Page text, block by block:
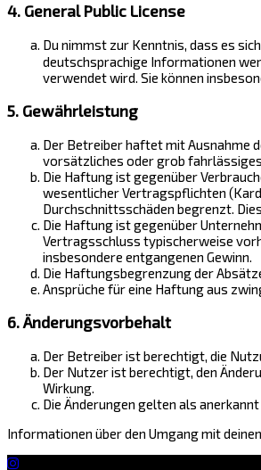
4. General Public License
Du nimmst zur Kenntnis, dass es
deutschsprachige Informationen
verwendet wird. Sie können
5. Gewährleistung
Der Betreiber haftet mit Ausnahme
vorsätzliches oder grob
Die Haftung ist gegenüber
wesentlicher Vertragspflichten
Durchschnittsschäden begrenzt.
Die Haftung ist gegenüber
Vertragsschluss typischerweise
insbesondere entgangenen Gewinn.
Die Haftungsbegrenzung der
Ansprüche für eine Haftung aus
6. Änderungsvorbehalt
Der Betreiber ist berechtigt, die
Der Nutzer ist berechtigt, den
Wirkung.
Die Änderungen gelten als
Informationen über den Umgang mit